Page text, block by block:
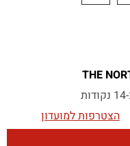
הצטרפות למועדון